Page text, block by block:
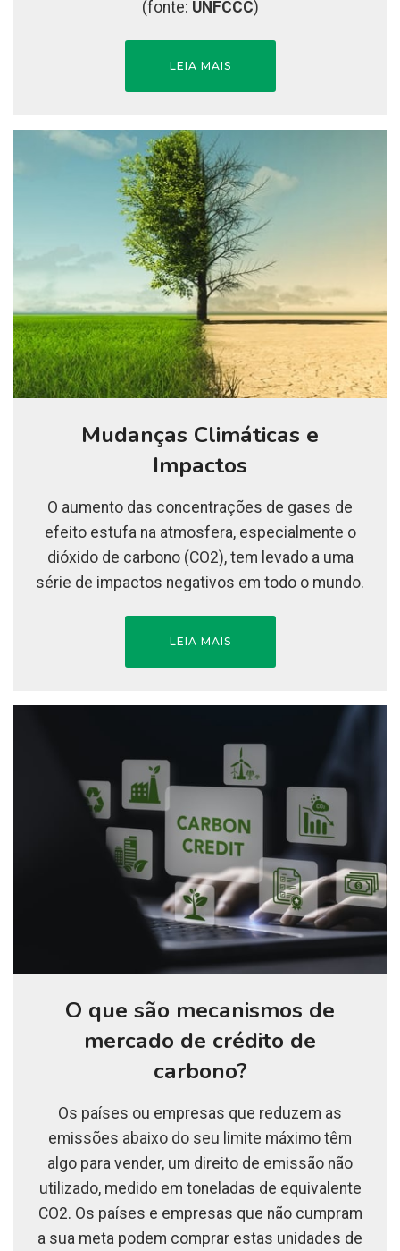
(fonte: UNFCCC)
LEIA MAIS
Mudanças Climáticas e
Impactos
O aumento das concentrações de gases de
efeito estufa na atmosfera, especialmente o
dióxido de carbono (CO2), tem levado a uma
série de impactos negativos em todo o mundo.
LEIA MAIS
O que são mecanismos de
mercado de crédito de
carbono?
Os países ou empresas que reduzem as
emissões abaixo do seu limite máximo têm
algo para vender, um direito de emissão não
utilizado, medido em toneladas de equivalente
CO2. Os países e empresas que não cumpram
a sua meta podem comprar estas unidades de